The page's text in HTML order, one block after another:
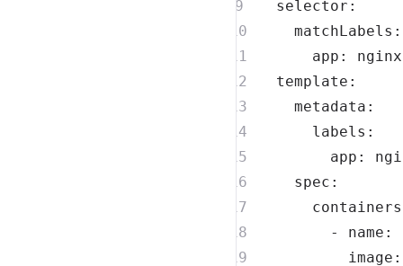
selector :
matchLabels :
app :
template :
metadata :
labels :
app :
spec :
containers
-
name :
image :